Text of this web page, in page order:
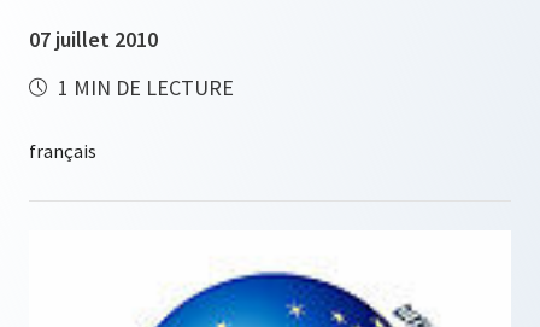
07 juillet 2010
1 MIN DE LECTURE